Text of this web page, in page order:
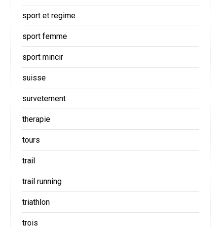
sport et regime
sport femme
sport mincir
suisse
survetement
therapie
tours
trail
trail running
triathlon
trois